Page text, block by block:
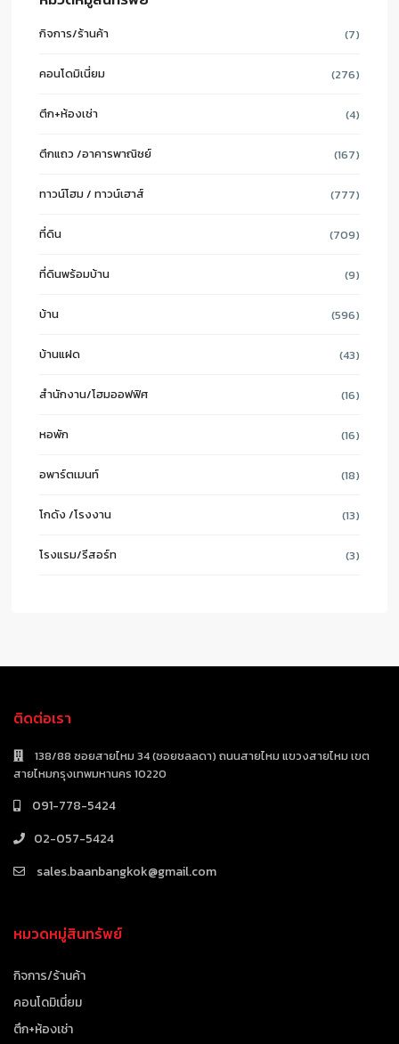
กิจการ/ร้านค้า (7)
คอนโดมิเนี่ยม (276)
ตึก+ห้องเช่า (4)
ตึกแถว /อาคารพาณิชย์ (167)
ทาวน์โฮม / ทาวน์เฮาส์ (777)
ที่ดิน (709)
ที่ดินพร้อมบ้าน (9)
บ้าน (596)
บ้านแฝด (43)
สำนักงาน/โฮมออฟฟิศ (16)
หอพัก (16)
อพาร์ตเมนท์ (18)
โกดัง /โรงงาน (13)
โรงแรม/รีสอร์ท (3)
ติดต่อเรา
138/88 ซอยสายไหม 34 (ซอยชลลดา) ถนนสายไหม แขวงสายไหม เขต
สายไหมกรุงเทพมหานคร 10220
091-778-5424
02-057-5424
sales.baanbangkok@gmail.com
หมวดหมู่สินทรัพย์
กิจการ/ร้านค้า
คอนโดมิเนี่ยม
ตึก+ห้องเช่า